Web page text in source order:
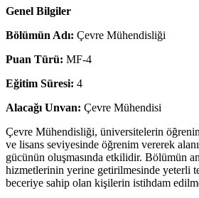
Genel Bilgiler
Bölümün Adı: Çevre Mühendisliği
Puan Türü: MF-4
Eğitim Süresi: 4
Alacağı Unvan: Çevre Mühendisi
Çevre Mühendisliği, üniversitelerin
ve lisans seviyesinde öğrenim vererek
gücünün oluşmasında etkilidir. Bölümün
hizmetlerinin yerine getirilmesinde yeterli
beceriye sahip olan kişilerin istihdam